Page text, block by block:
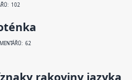
102
62
rakoviny jazyka